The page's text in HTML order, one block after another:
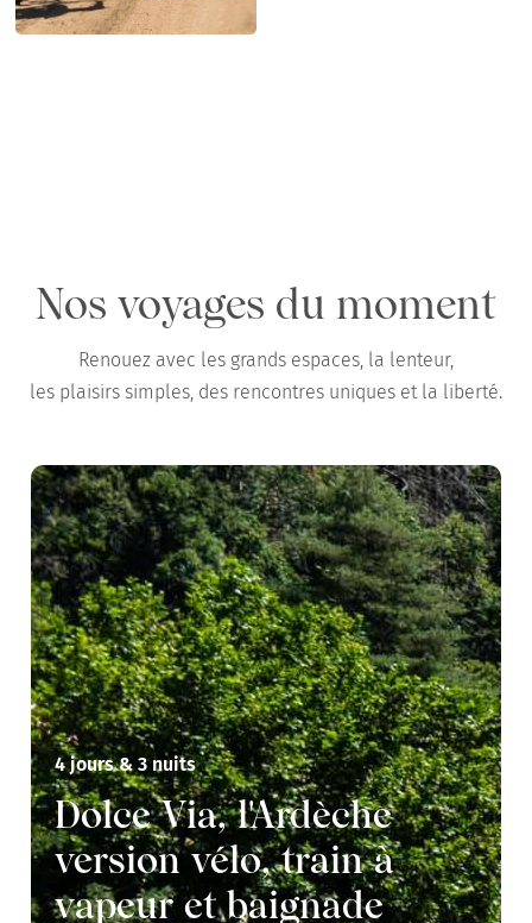
Nos voyages du moment
Renouez avec les grands espaces, la lenteur,
les plaisirs simples, des rencontres uniques et la liberté.
4 jours & 3 nuits
Dolce Via, l'Ardèche
version vélo, train à
vapeur et baignade